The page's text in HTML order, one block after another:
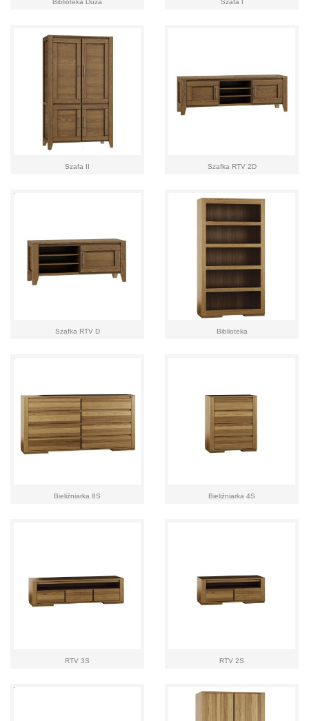
Biblioteka Duża Szafa I
Szafa II Szafka RTV 2D
Szafka RTV D Biblioteka
Bieliźniarka 8S Bieliźniarka 4S
RTV 3S RTV 2S